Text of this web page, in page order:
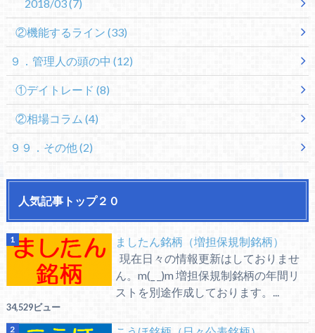
2018/03(7)
②機能するライン (33)
９．管理人の頭の中 (12)
①デイトレード (8)
②相場コラム (4)
９９．その他(2)
人気記事トップ２０
ましたん銘柄（増担保規制銘柄）
現在日々の情報更新はしておりませ
ん。m(_ _)m 増担保規制銘柄の年間リ
ストを別途作成しております。...
34,529ビュー